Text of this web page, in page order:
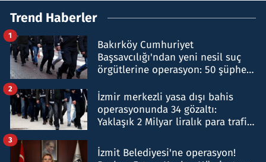
Trend Haberler
Bakırköy Cumhuriyet
Başsavcılığı'ndan yeni nesil suç
örgütlerine operasyon: 50 şüpheli
1
İzmir merkezli yasa dışı bahis
operasyonunda 34 gözaltı:
Yaklaşık 2 Milyar liralık para trafiği
2
İzmit Belediyesi'ne operasyon!
3